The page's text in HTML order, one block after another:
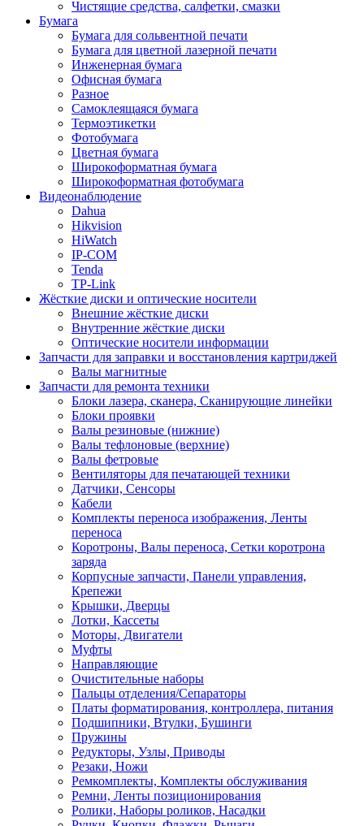
Чистящие средства, салфетки, смазки
Бумага
Бумага для сольвентной печати
Бумага для цветной лазерной печати
Инженерная бумага
Офисная бумага
Разное
Самоклеящаяся бумага
Термоэтикетки
Фотобумага
Цветная бумага
Широкоформатная бумага
Широкоформатная фотобумага
Видеонаблюдение
Dahua
Hikvision
HiWatch
IP-COM
Tenda
TP-Link
Жёсткие диски и оптические носители
Внешние жёсткие диски
Внутренние жёсткие диски
Оптические носители информации
Запчасти для заправки и восстановления картриджей
Валы магнитные
Запчасти для ремонта техники
Блоки лазера, сканера, Сканирующие линейки
Блоки проявки
Валы резиновые (нижние)
Валы тефлоновые (верхние)
Валы фетровые
Вентиляторы для печатающей техники
Датчики, Сенсоры
Кабели
Комплекты переноса изображения, Ленты
переноса
Коротроны, Валы переноса, Сетки коротрона
заряда
Корпусные запчасти, Панели управления,
Крепежи
Крышки, Дверцы
Лотки, Кассеты
Моторы, Двигатели
Муфты
Направляющие
Очистительные наборы
Пальцы отделения/Сепараторы
Платы форматирования, контроллера, питания
Подшипники, Втулки, Бушинги
Пружины
Редукторы, Узлы, Приводы
Резаки, Ножи
Ремкомплекты, Комплекты обслуживания
Ремни, Ленты позиционирования
Ролики, Наборы роликов, Насадки